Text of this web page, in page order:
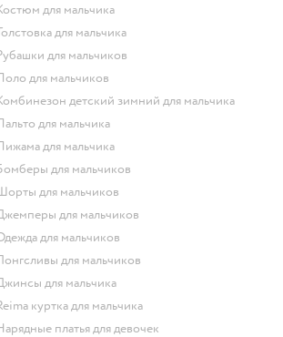
Костюм для мальчика
Толстовка для мальчика
Рубашки для мальчиков
Поло для мальчиков
Комбинезон детский зимний для мальчика
Пальто для мальчика
Пижама для мальчика
Бомберы для мальчиков
Шорты для мальчиков
Джемперы для мальчиков
Одежда для мальчиков
Лонгсливы для мальчиков
Джинсы для мальчика
Reima куртка для мальчика
Нарядные платья для девочек